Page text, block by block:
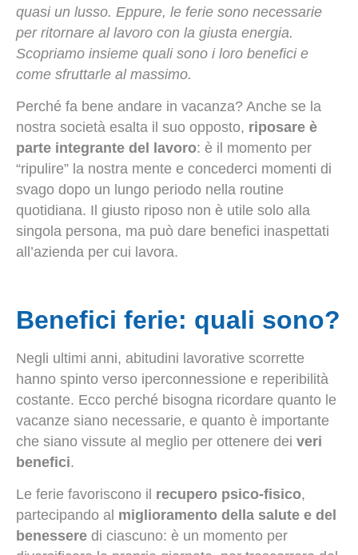
quasi un lusso. Eppure, le ferie sono necessarie
per ritornare al lavoro con la giusta energia.
Scopriamo insieme quali sono i loro benefici e
come sfruttarle al massimo.
Perché fa bene andare in vacanza? Anche se la
nostra società esalta il suo opposto, riposare è
parte integrante del lavoro: è il momento per
“ripulire” la nostra mente e concederci momenti di
svago dopo un lungo periodo nella routine
quotidiana. Il giusto riposo non è utile solo alla
singola persona, ma può dare benefici inaspettati
all’azienda per cui lavora.
Benefici ferie: quali sono?
Negli ultimi anni, abitudini lavorative scorrette
hanno spinto verso iperconnessione e reperibilità
costante. Ecco perché bisogna ricordare quanto le
vacanze siano necessarie, e quanto è importante
che siano vissute al meglio per ottenere dei veri
benefici.
Le ferie favoriscono il recupero psico-fisico,
partecipando al miglioramento della salute e del
benessere di ciascuno: è un momento per